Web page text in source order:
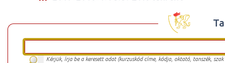
Kérjük, írja be a keresett adat (kurzuskód címe, kódja, oktató, tanszék,